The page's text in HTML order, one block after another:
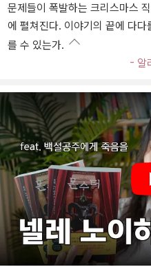
문제들이 폭발하는 크리스마스
에 펼쳐진다. 이야기의 끝에 다
를 수 있는가.
- 알